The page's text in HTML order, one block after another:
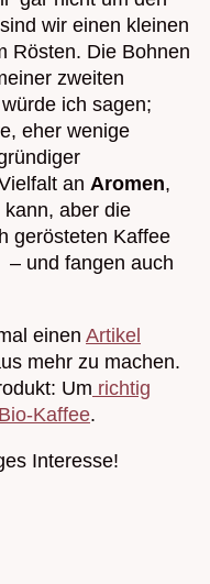
wir einen kleinen
Rösten. Die Bohnen
zweiten
ich sagen;
eher wenige
an Aromen,
aber die
gerösteten Kaffee
und fangen auch
einen Artikel
mehr zu machen.
Um richtig
Kaffee.
Interesse!